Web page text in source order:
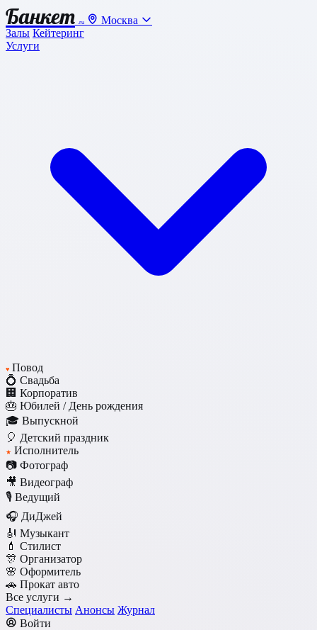
Банкет .ru
Москва
Залы Кейтеринг
Услуги
♥ Повод
💍 Свадьба
🏢 Корпоратив
🎂 Юбилей / День рождения
🎓 Выпускной
🎈 Детский праздник
★ Исполнитель
📷 Фотограф
🎥 Видеограф
🎙️ Ведущий
🎧 ДиДжей
🎻 Музыкант
💄 Стилист
🎊 Организатор
🌸 Оформитель
🚗 Прокат авто
Все услуги →
Специалисты Анонсы Журнал
Войти